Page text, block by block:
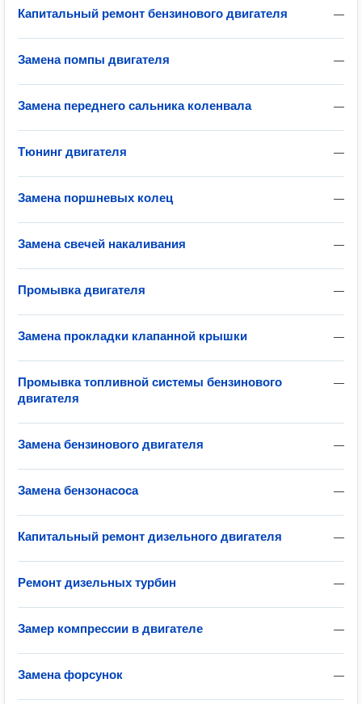
—
Капитальный ремонт бензинового двигателя
—
Замена помпы двигателя
—
Замена переднего сальника коленвала
—
Тюнинг двигателя
—
Замена поршневых колец
—
Замена свечей накаливания
—
Промывка двигателя
—
Замена прокладки клапанной крышки
—
Промывка топливной системы бензинового
двигателя
—
Замена бензинового двигателя
—
Замена бензонасоса
—
Капитальный ремонт дизельного двигателя
—
Ремонт дизельных турбин
—
Замер компрессии в двигателе
—
Замена форсунок